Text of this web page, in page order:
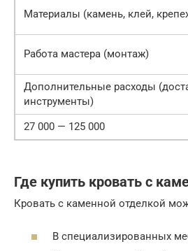
Материалы (камень, клей,
Работа мастера (монтаж)
Дополнительные расходы
инструменты)
27 000 — 125 000
Где купить кровать с
Кровать с каменной отделкой
В специализированных